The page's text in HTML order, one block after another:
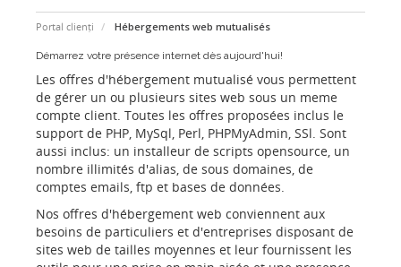
Portal clienți Hébergements web mutualisés
Démarrez votre présence internet dès aujourd'hui!
Les offres d'hébergement mutualisé vous permettent
de gérer un ou plusieurs sites web sous un meme
compte client. Toutes les offres proposées inclus le
support de PHP, MySql, Perl, PHPMyAdmin, SSl. Sont
aussi inclus: un installeur de scripts opensource, un
nombre illimités d'alias, de sous domaines, de
comptes emails, ftp et bases de données.
Nos offres d'hébergement web conviennent aux
besoins de particuliers et d'entreprises disposant de
sites web de tailles moyennes et leur fournissent les